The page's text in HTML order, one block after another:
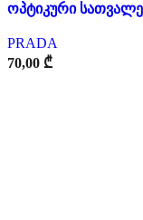
ოპტიკური სათვალე
PRADA
70,00 ₾